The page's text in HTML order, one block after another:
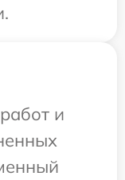
и